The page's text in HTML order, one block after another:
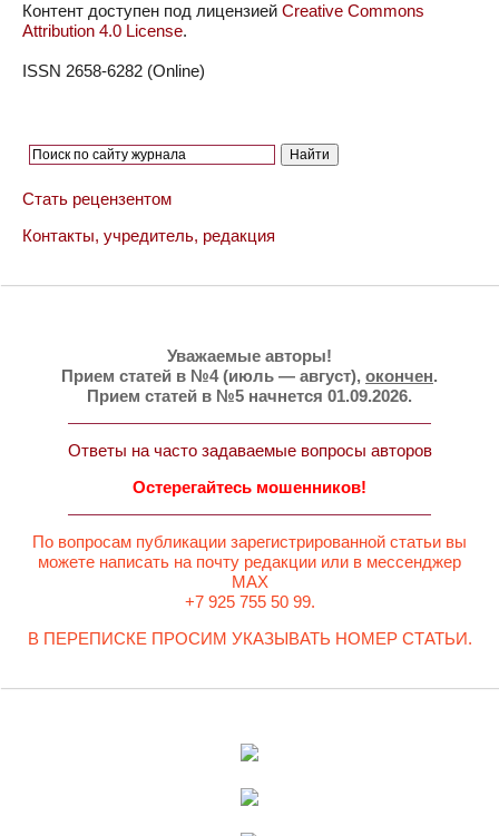
Контент доступен под лицензией Creative Commons
Attribution 4.0 License.
ISSN 2658-6282 (Online)
Стать рецензентом
Контакты, учредитель, редакция
Уважаемые авторы!
Прием статей в №4 (июль — август), окончен.
Прием статей в №5 начнется 01.09.2026.
Ответы на часто задаваемые вопросы авторов
Остерегайтесь мошенников!
По вопросам публикации зарегистрированной статьи вы
можете написать на почту редакции или в мессенджер
MAX
+7 925 755 50 99.
В ПЕРЕПИСКЕ ПРОСИМ УКАЗЫВАТЬ НОМЕР СТАТЬИ.